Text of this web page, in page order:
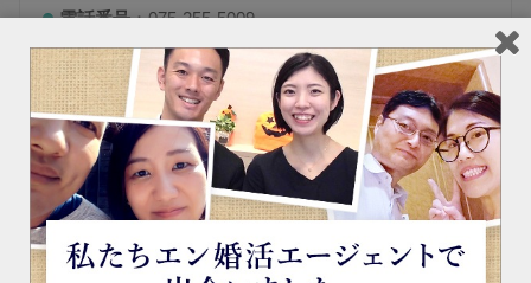
電話番号：075-255-5009
公式サイトURL：http://www.ksix.jp/
ハイボールバー京都烏丸1923